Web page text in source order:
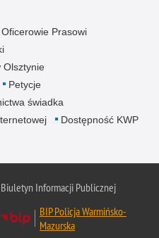
Oficerowie Prasowi
Olsztynie
Petycje
świadka
Dostępność KWP
Biuletyn Informacji Publicznej
BIP Policja Warmińsko-
Mazurska